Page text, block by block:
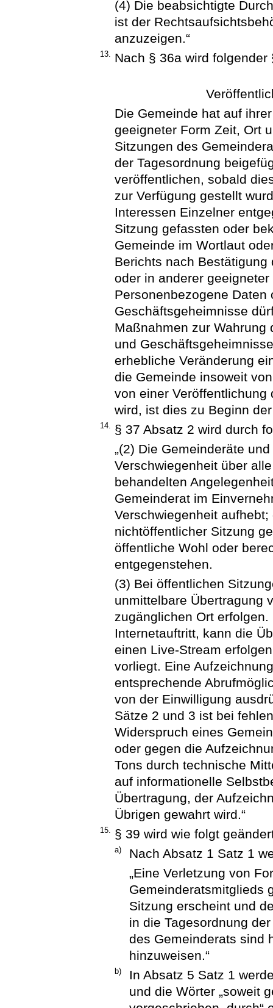
(4) Die beabsichtigte
ist der
anzuzeigen.“
13. Nach § 36a wird folgender
Die Gemeinde hat auf
geeigneter Form Zeit, Ort
Sitzungen des
der Tagesordnung
veröffentlichen, sobald
zur Verfügung gestellt
Interessen Einzelner
Sitzung gefassten oder
Gemeinde im Wortlaut
Berichts nach
oder in anderer
Personenbezogene Daten
Geschäftsgeheimnisse
Maßnahmen zur Wahrung
und
erhebliche Veränderung
die Gemeinde insoweit
von einer
wird, ist dies zu Beginn
14.
§ 37 Absatz 2 wird durch
„(2) Die Gemeinderäte
Verschwiegenheit über
behandelten
Gemeinderat im
Verschwiegenheit
nichtöffentlicher Sitzung
öffentliche Wohl oder
entgegenstehen.
(3) Bei öffentlichen
unmittelbare Übertragung
zugänglichen Ort
Internetauftritt, kann die
einen Live-Stream
vorliegt. Eine
entsprechende
von der Einwilligung
Sätze 2 und 3 ist bei
Widerspruch eines
oder gegen die
Tons durch technische
auf informationelle
Übertragung, der
Übrigen gewahrt wird.“
15. § 39 wird wie folgt
a)
Nach Absatz 1 Satz 1
„Eine Verletzung von
Gemeinderatsmitglieds
Sitzung erscheint und
in die Tagesordnung
des Gemeinderats sind
hinzuweisen.“
b)
In Absatz 5 Satz 1
und die Wörter „soweit